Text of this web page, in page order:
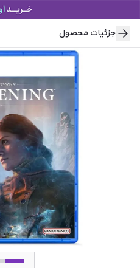
جزئیات محصول